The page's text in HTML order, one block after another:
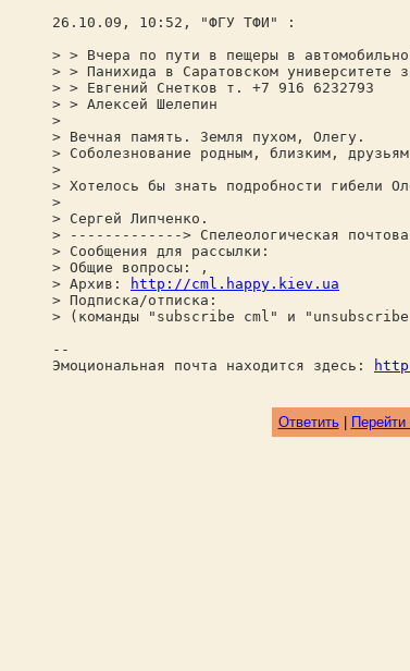
26.10.09, 10:52, "ФГУ ТФИ" :
> > Вчера по пути в пещеры в
> > Панихида в Саратовском
> > Евгений Снетков т. +7 916 6232793
> > Алексей Шелепин
>
> Вечная память. Земля пухом, Олегу.
> Соболезнование родным, близким,
>
> Хотелось бы знать подробности гибели
>
> Сергей Липченко.
> -------------> Спелеологическая
> Сообщения для рассылки:
> Общие вопросы: ,
> Архив:
http://cml.happy.kiev.ua
> Подписка/отписка:
> (команды "subscribe cml" и
--
Эмоциональная почта находится здесь:
Ответить|